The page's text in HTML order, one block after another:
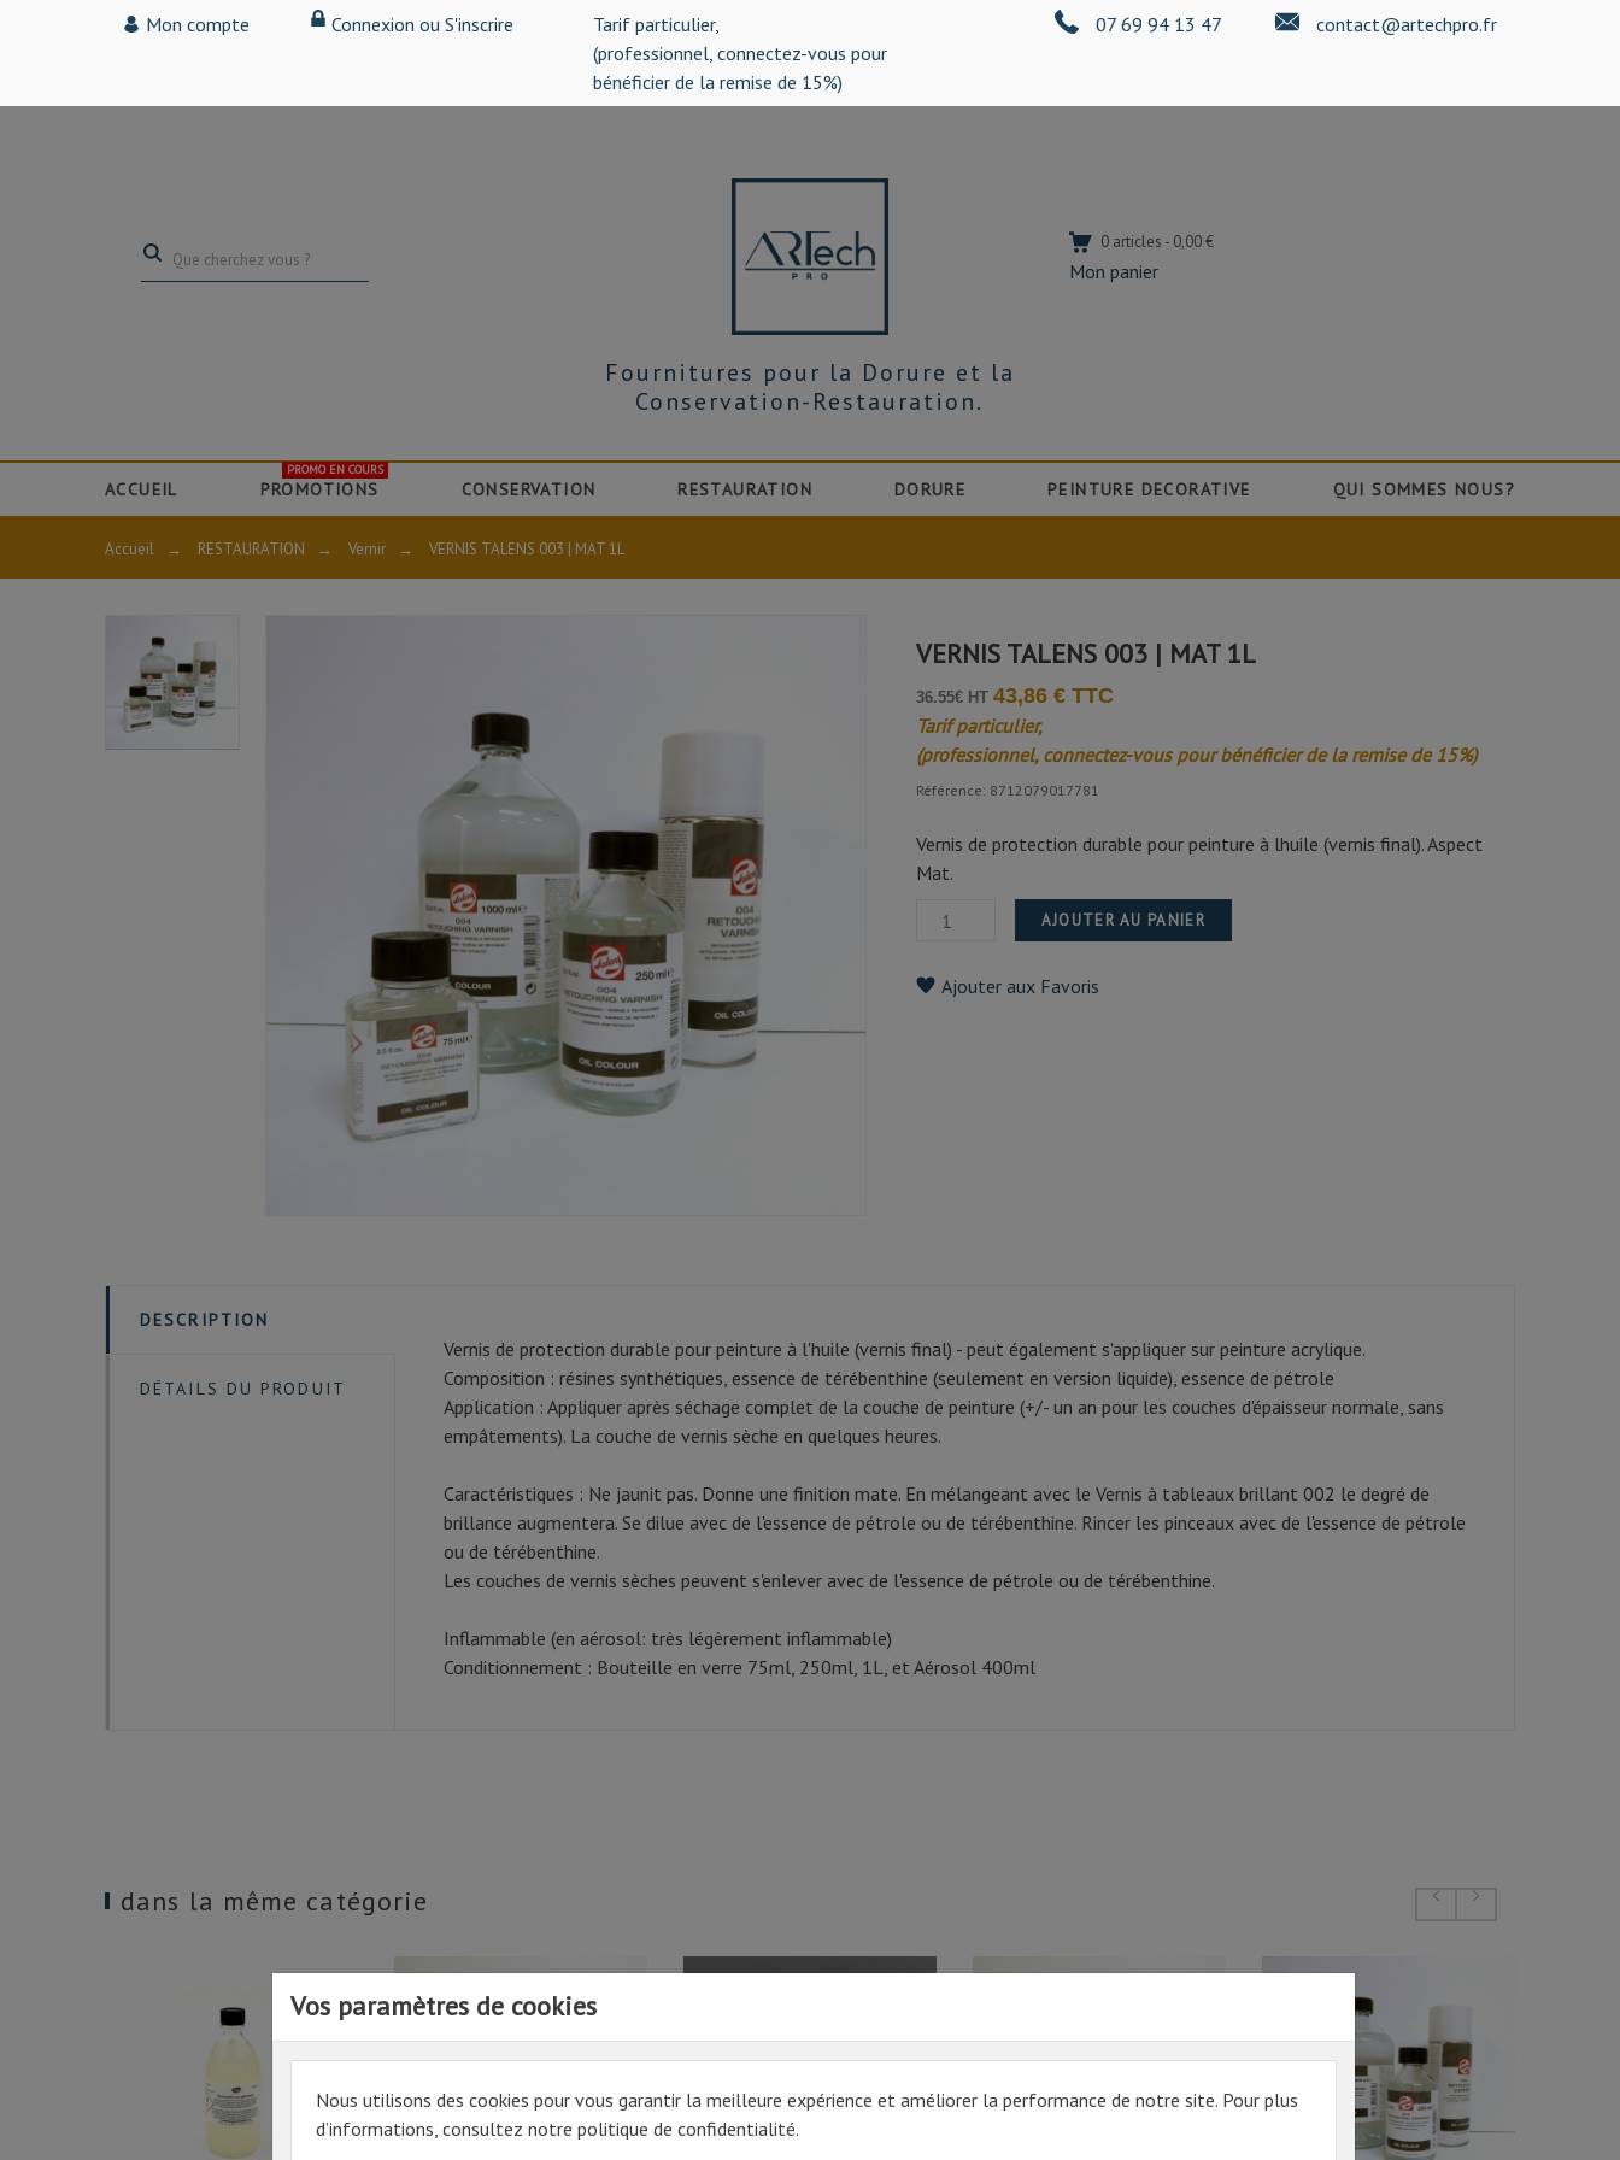
Mon compte Connexion ou S'inscrire
Tarif particulier,
(professionnel, connectez-vous pour
bénéficier de la remise de 15%)
07 69 94 13 47 contact@artechpro.fr
0 articles - 0,00 €
Mon panier
Fournitures pour la Dorure et la
Conservation-Restauration.
ACCUEIL PROMOTIONS
PROMO EN COURS
CONSERVATION RESTAURATION DORURE PEINTURE DECORATIVE QUI SOMMES NOUS?
Vos paramètres de cookies
Nous utilisons des cookies pour vous garantir la meilleure expérience et améliorer la performance de notre site. Pour plus
d’informations, consultez notre politique de confidentialité.
Accueil → RESTAURATION → Vernir → VERNIS TALENS 003 | MAT 1L
VERNIS TALENS 003 | MAT 1L
36.55€ HT 43,86 € TTC
Tarif particulier,
(professionnel, connectez-vous pour bénéficier de la remise de 15%)
Référence: 8712079017781
Vernis de protection durable pour peinture à lhuile (vernis final). Aspect
Mat.
AJOUTER AU PANIER
Ajouter aux Favoris
DESCRIPTION
DÉTAILS DU PRODUIT
Vernis de protection durable pour peinture à l'huile (vernis final) - peut également s'appliquer sur peinture acrylique.
Composition : résines synthétiques, essence de térébenthine (seulement en version liquide), essence de pétrole
Application : Appliquer après séchage complet de la couche de peinture (+/- un an pour les couches d'épaisseur normale, sans
empâtements). La couche de vernis sèche en quelques heures.
Caractéristiques : Ne jaunit pas. Donne une finition mate. En mélangeant avec le Vernis à tableaux brillant 002 le degré de
brillance augmentera. Se dilue avec de l'essence de pétrole ou de térébenthine. Rincer les pinceaux avec de l'essence de pétrole
ou de térébenthine.
Les couches de vernis sèches peuvent s'enlever avec de l'essence de pétrole ou de térébenthine.
Inflammable (en aérosol: très légèrement inflammable)
Conditionnement : Bouteille en verre 75ml, 250ml, 1L, et Aérosol 400ml
dans la même catégorie